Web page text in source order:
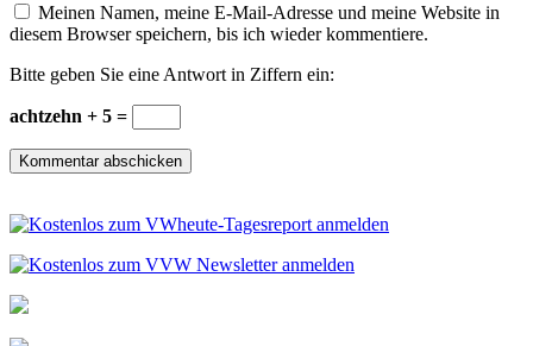
Meinen Namen, meine E-Mail-Adresse und meine Website in
diesem Browser speichern, bis ich wieder kommentiere.
Bitte geben Sie eine Antwort in Ziffern ein:
achtzehn + 5 =